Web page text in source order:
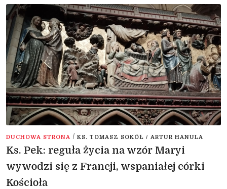
DUCHOWA STRONA / KS. TOMASZ SOKÓŁ / ARTUR HANULA
Ks. Pek: reguła życia na wzór Maryi
wywodzi się z Francji, wspaniałej córki
Kościoła